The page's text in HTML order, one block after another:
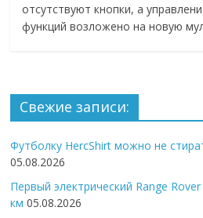
отсутствуют кнопки, а
функций возложено на новую
Свежие записи:
Футболку HercShirt можно не
05.08.2026
Первый электрический Range
км 05.08.2026